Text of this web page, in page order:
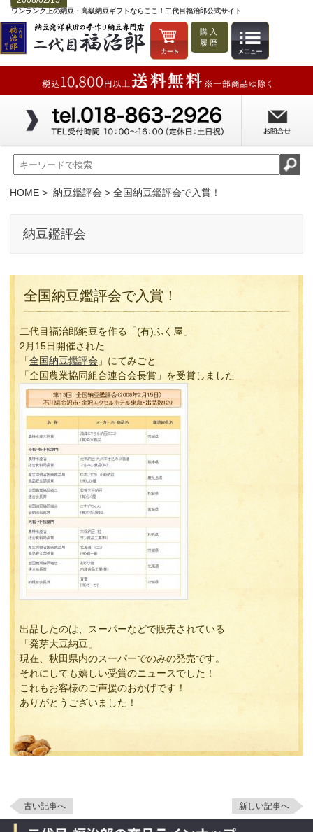
ワンランク上の納豆・高級納豆ギフトならここ！二代目福治郎公式サイト
購入
履歴
HOME > 納豆鑑評会 > 全国納豆鑑評会で入賞！
納豆鑑評会
全国納豆鑑評会で入賞！
二代目福治郎納豆を作る「(有)ふく屋」
2月15日開催された
「全国納豆鑑評会 」にてみごと
「全国農業協同組合連合会長賞」を受賞しました
出品したのは、スーパーなどで販売されている
「発芽大豆納豆」
現在、秋田県内のスーパーでのみの発売です。
それにしても嬉しい受賞のニュースでした！
これもお客様のご声援のおかげです！
ありがとうございました！
古い記事へ 新しい記事へ